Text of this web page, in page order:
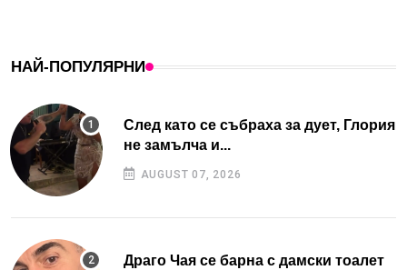
НАЙ-ПОПУЛЯРНИ
След като се събраха за дует, Глория
не замълча и...
AUGUST 07, 2026
Драго Чая се барна с дамски тоалет